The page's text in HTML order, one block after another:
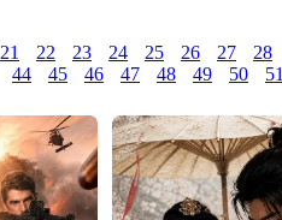
21 22 23 24 25 26 27 28
44 45 46 47 48 49 50 51